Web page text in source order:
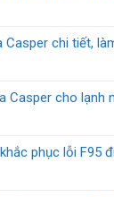
Casper chi tiết,
Casper cho lạnh
phục lỗi F95